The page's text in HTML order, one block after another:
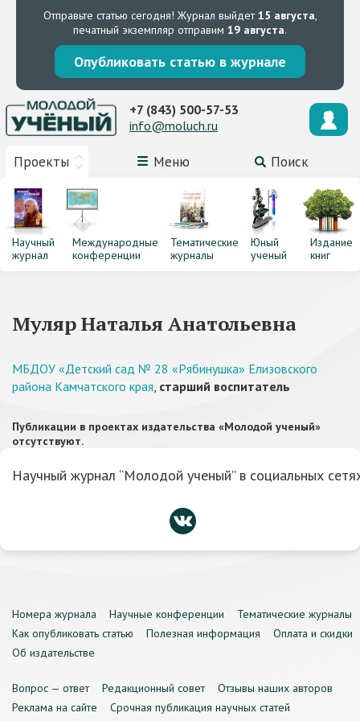
Отправьте статью сегодня! Журнал выйдет15 августа,
печатный экземпляр отправим 19 августа.
Опубликовать статью в журнале
Проекты Меню Поиск
+7 (843) 500-57-53
info@moluch.ru
Научный
журнал
Международные
конференции
Тематические
журналы
Юный
ученый
Издание
книг
Муляр Наталья Анатольевна
МБДОУ «Детский сад № 28 «Рябинушка» Елизовского
района Камчатского края, старший воспитатель
Публикации в проектах издательства «Молодой ученый»
отсутствуют.
Научный журнал “Молодой ученый” в социальных
Номера журнала Научные конференции
Тематические журналы
Как опубликовать статью
Полезная информация
Оплата и скидки
Об издательстве
Вопрос — ответ Редакционный совет
Отзывы наших авторов
Реклама на сайте
Срочная публикация научных статей